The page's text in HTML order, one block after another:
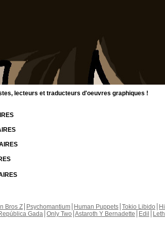
lecteurs et traducteurs d'oeuvres graphiques !
Bros Z Psychomantium Human Puppets Tokio Libido
Gada Only Two Astaroth Y Bernadette Edil